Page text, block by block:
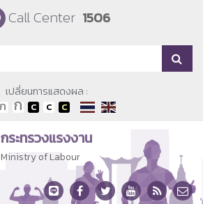
Call Center 1506
เปลี่ยนการแสดงผล :
กระทรวงแรงงาน
Ministry of Labour